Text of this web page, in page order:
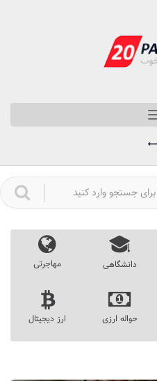
Toggle
navigation
دانشگاهی مهاجرتی
حواله ارزی ارز دیجیتال